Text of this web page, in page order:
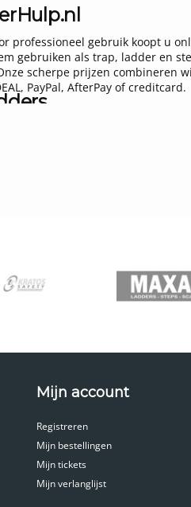
professioneel gebruik koopt u
gebruiken als trap, ladder en
scherpe prijzen combineren
PayPal, AfterPay of creditcard.
199,95
handig voor wenteltrappen in
NEN 2484
uit diverse ladders van de
Bekijk de ladder
Mijn account
Registreren
Mijn bestellingen
Mijn tickets
Mijn verlanglijst